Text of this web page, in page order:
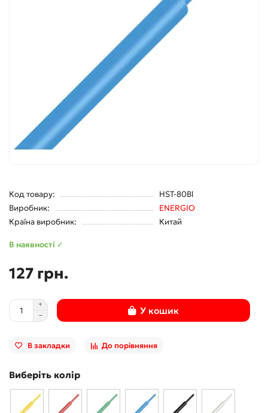
Код товару:
HST-80Bl
Виробник:
ENERGIO
Країна виробник:
Китай
В наявності ✓
127 грн.
У кошик
В закладки До порівняння
Виберіть колір